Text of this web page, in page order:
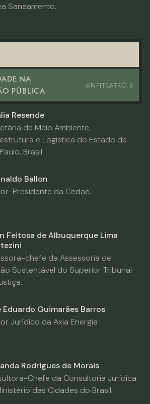
Saneamento.
NA
PÚBLICA
ANFITEATRO 8
Resende
de Meio Ambiente,
e Logística do Estado de
Brasil
Ballon
Presidente da Cedae.
Feitosa de Albuquerque Lima
chefe da Assessoria de
Sustentável do Superior Tribunal
Eduardo Guimarães Barros
Jurídico da Axia Energia
Rodrigues de Morais
Chefe da Consultoria Jurídica
das Cidades do Brasil.